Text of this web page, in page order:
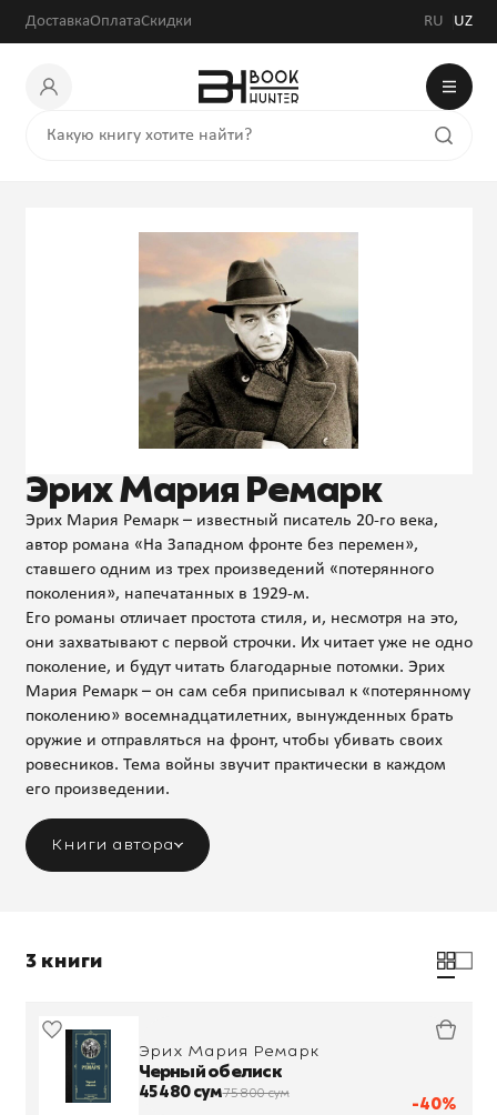
ДоставкаОплатаСкидки RU UZ
Эрих Мария Ремарк
Эрих Мария Ремарк – известный писатель 20-го века,
автор романа «На Западном фронте без перемен»,
ставшего одним из трех произведений «потерянного
поколения», напечатанных в 1929-м.
Его романы отличает простота стиля, и, несмотря на это,
они захватывают с первой строчки. Их читает уже не одно
поколение, и будут читать благодарные потомки. Эрих
Мария Ремарк – он сам себя приписывал к «потерянному
поколению» восемнадцатилетних, вынужденных брать
оружие и отправляться на фронт, чтобы убивать своих
ровесников. Тема войны звучит практически в каждом
его произведении.
Книги автора
3 книги
-40%
Эрих Мария Ремарк
Черный обелиск
45 480 сум75 800 сум